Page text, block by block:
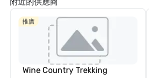
personal relationships with their
Promote the Bay Area's vast ethnic
diversity and serve and an incubator for
artisan producers who are returning to
sustainable methods of agriculture and
production.
Provide a central location for the
promotion of the world-class food and
wine producing regions of Northern
附近的供應商
推廣
Wine Country Trekking